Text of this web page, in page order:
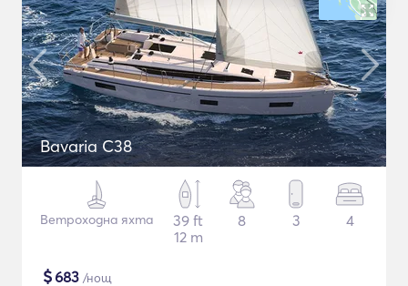
Bavaria C38
Ветроходна яхта
39 ft
12 m
8 3 4
$683 /нощ